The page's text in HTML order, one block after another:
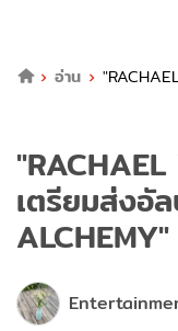
อ่าน
เตรียมส่งอั
ALCHEMY"